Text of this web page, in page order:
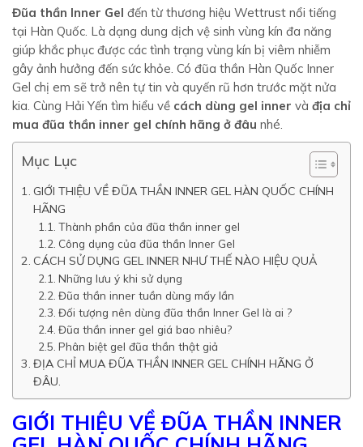
Đũa thần Inner Gel đến từ thương hiệu Wettrust nổi tiếng
tại Hàn Quốc. Là dạng dung dịch vệ sinh vùng kín đa năng
giúp khắc phục được các tình trạng vùng kín bị viêm nhiễm
gây ảnh hưởng đến sức khỏe. Có đũa thần Hàn Quốc Inner
Gel chị em sẽ trở nên tự tin và quyến rũ hơn trước mặt nửa
kia. Cùng Hải Yến tìm hiểu về cách dùng gel inner và địa chỉ
mua đũa thần inner gel chính hãng ở đâu nhé.
Mục Lục
GIỚI THIỆU VỀ ĐŨA THẦN INNER GEL HÀN QUỐC CHÍNH
HÃNG
Thành phần của đũa thần inner gel
Công dụng của đũa thần Inner Gel
CÁCH SỬ DỤNG GEL INNER NHƯ THẾ NÀO HIỆU QUẢ
Những lưu ý khi sử dụng
Đũa thần inner tuần dùng mấy lần
Đối tượng nên dùng đũa thần Inner Gel là ai ?
Đũa thần inner gel giá bao nhiêu?
Phân biệt gel đũa thần thật giả
ĐỊA CHỈ MUA ĐŨA THẦN INNER GEL CHÍNH HÃNG Ở
ĐÂU.
GIỚI THIỆU VỀ ĐŨA THẦN INNER